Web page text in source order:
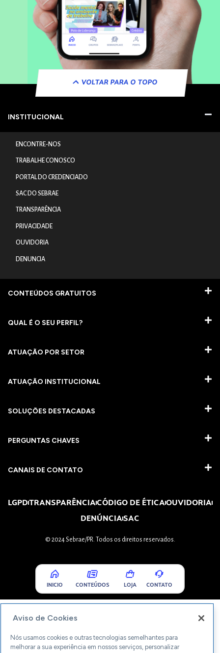
VOLTAR PARA O TOPO
INSTITUCIONAL
ENCONTRE-NOS
TRABALHE CONOSCO
PORTAL DO CREDENCIADO
SAC DO SEBRAE
TRANSPARÊNCIA
PRIVACIDADE
OUVIDORIA
DENUNCIA
CONTEÚDOS GRATUITOS
QUAL É O SEU PERFIL?
ATUAÇÃO POR SETOR
ATUAÇÃO INSTITUCIONAL
SOLUÇÕES DESTACADAS
PERGUNTAS CHAVES​
CANAIS DE CONTATO
LGPDTRANSPARÊNCIACÓDIGO DE ÉTICAOUVIDORIA
DENÚNCIASAC
© 2024 Sebrae/PR. Todos os direitos reservados.
INICIO CONTEÚDOS LOJA CONTATO
Aviso de Cookies
Nós usamos cookies e outras tecnologias semelhantes para
melhorar a sua experiência em nossos serviços, personalizar